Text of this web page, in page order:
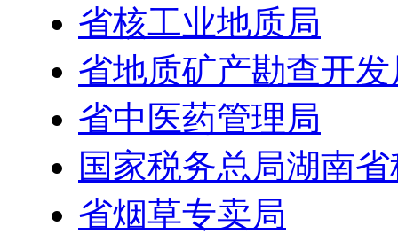
省核工业地质局
省地质矿产勘查开发
省中医药管理局
国家税务总局湖南
省烟草专卖局